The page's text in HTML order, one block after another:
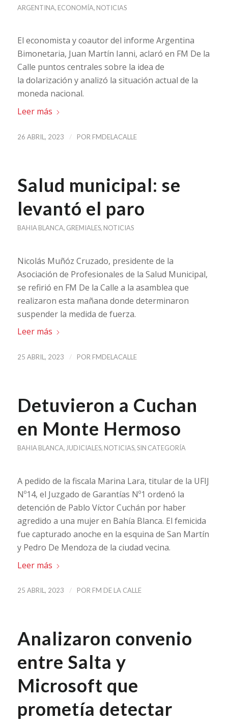
ARGENTINA, ECONOMÍA, NOTICIAS
El economista y coautor del informe Argentina
Bimonetaria, Juan Martín Ianni, aclaró en FM De la
Calle puntos centrales sobre la idea de
la dolarización y analizó la situación actual de la
moneda nacional.
Leer más
26 ABRIL, 2023 / POR FMDELACALLE
Salud municipal: se
levantó el paro
BAHIA BLANCA, GREMIALES, NOTICIAS
Nicolás Muñóz Cruzado, presidente de la
Asociación de Profesionales de la Salud Municipal,
se refirió en FM De la Calle a la asamblea que
realizaron esta mañana donde determinaron
suspender la medida de fuerza.
Leer más
25 ABRIL, 2023 / POR FMDELACALLE
Detuvieron a Cuchan
en Monte Hermoso
BAHIA BLANCA,JUDICIALES, NOTICIAS,SIN CATEGORÍA
A pedido de la fiscala Marina Lara, titular de la UFIJ
Nº14, el Juzgado de Garantías Nº1 ordenó la
detención de Pablo Víctor Cuchán por haber
agredido a una mujer en Bahía Blanca. El femicida
fue capturado anoche en la esquina de San Martín
y Pedro De Mendoza de la ciudad vecina.
Leer más
25 ABRIL, 2023 / POR FM DE LA CALLE
Analizaron convenio
entre Salta y
Microsoft que
prometía detectar